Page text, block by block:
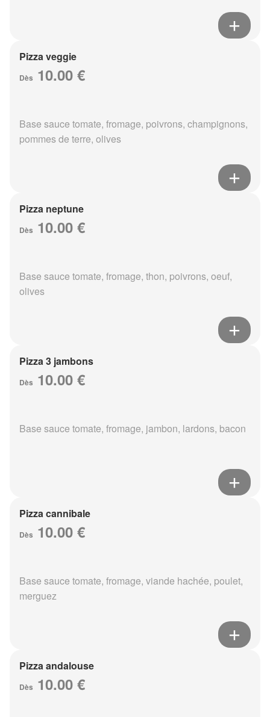
Pizza veggie
Dès 10.00 €
Base sauce tomate, fromage, poivrons, champignons,
pommes de terre, olives
Pizza neptune
Dès 10.00 €
Base sauce tomate, fromage, thon, poivrons, oeuf,
olives
Pizza 3 jambons
Dès 10.00 €
Base sauce tomate, fromage, jambon, lardons, bacon
Pizza cannibale
Dès 10.00 €
Base sauce tomate, fromage, viande hachée, poulet,
merguez
Pizza andalouse
Dès 10.00 €